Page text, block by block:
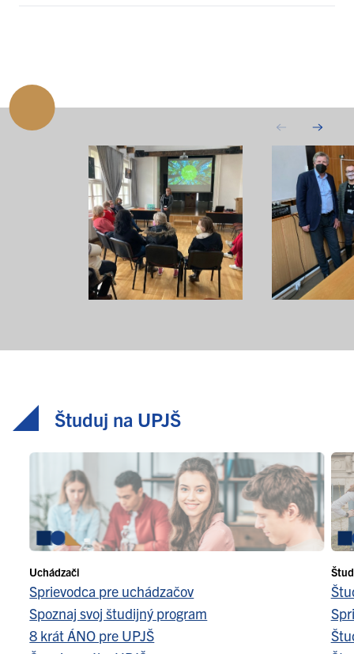
Študuj na UPJŠ
Uchádzači
Sprievodca pre uchádzačov
Spoznaj svoj študijný program
8 krát ÁNO pre UPJŠ